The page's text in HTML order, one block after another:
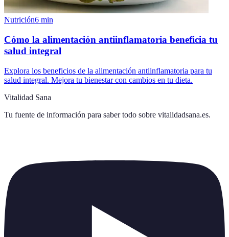
Nutrición6 min
Cómo la alimentación antiinflamatoria beneficia tu
salud integral
Explora los beneficios de la alimentación antiinflamatoria para tu
salud integral. Mejora tu bienestar con cambios en tu dieta.
Vitalidad Sana
Tu fuente de información para saber todo sobre vitalidadsana.es.